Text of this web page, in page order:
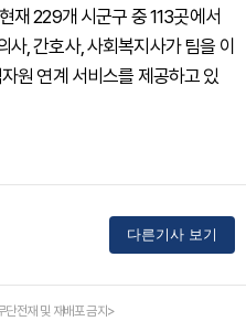
재 229개 시군구 중 113곳에서
, 간호사, 사회복지사가 팀을 이
원 연계 서비스를 제공하고 있
다른기사 보기
전재 및 재배포 금지>